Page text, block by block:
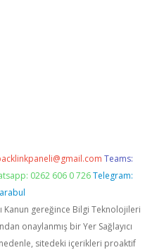
Teams:
0262 606 0 726 Telegram:
Kanun gereğince Bilgi Teknolojileri
onaylanmış bir Yer Sağlayıcı
sitedeki içerikleri proaktif